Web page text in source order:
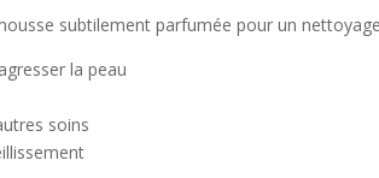
subtilement parfumée pour un
la peau
soins